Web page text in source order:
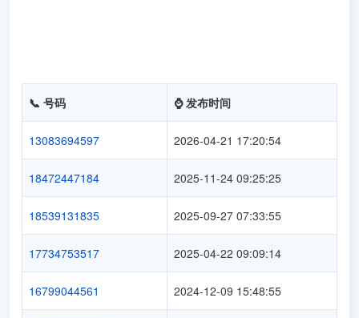
📞 号码 ⌚ 发布时间
13083694597 2026-04-21 17:20:54
18472447184 2025-11-24 09:25:25
18539131835 2025-09-27 07:33:55
17734753517 2025-04-22 09:09:14
16799044561 2024-12-09 15:48:55